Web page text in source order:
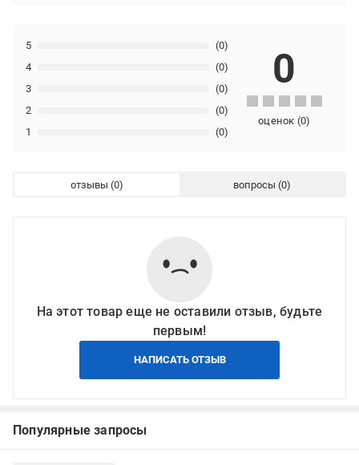
1 (0)
2 (0)
3 (0)
4 (0)
5 (0)
0
оценок (0)
отзывы вопросы
На этот товар еще не оставили отзыв, будьте
первым!
НАПИСАТЬ ОТЗЫВ
Популярные запросы